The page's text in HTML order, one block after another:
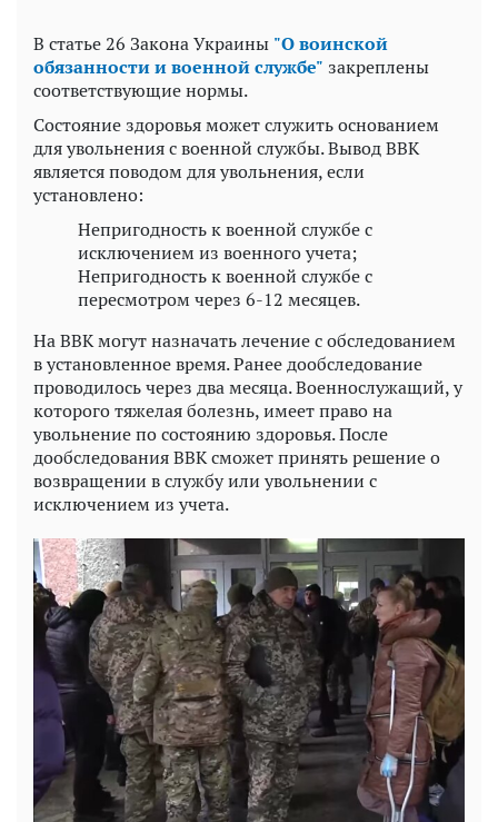
В статье 26 Закона Украины "О воинской
обязанности и военной службе" закреплены
соответствующие нормы.
Состояние здоровья может служить основанием
для увольнения с военной службы. Вывод ВВК
является поводом для увольнения, если
установлено:
Непригодность к военной службе с
исключением из военного учета;
Непригодность к военной службе с
пересмотром через 6-12 месяцев.
На ВВК могут назначать лечение с обследованием
в установленное время. Ранее дообследование
проводилось через два месяца. Военнослужащий, у
которого тяжелая болезнь, имеет право на
увольнение по состоянию здоровья. После
дообследования ВВК сможет принять решение о
возвращении в службу или увольнении с
исключением из учета.